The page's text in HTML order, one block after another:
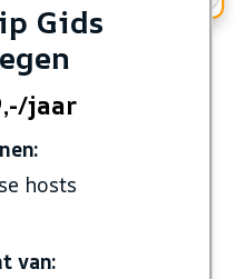
Gids
jaar
hosts
van: